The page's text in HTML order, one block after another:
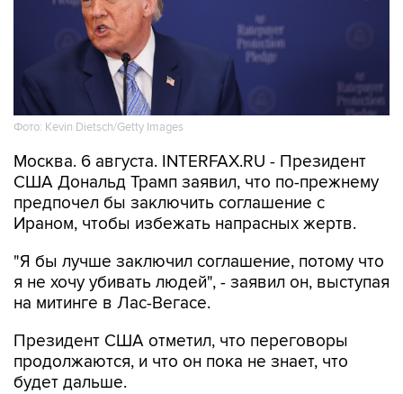
Фото: Kevin Dietsch/Getty Images
Москва. 6 августа. INTERFAX.RU - Президент
США Дональд Трамп заявил, что по-прежнему
предпочел бы заключить соглашение с
Ираном, чтобы избежать напрасных жертв.
"Я бы лучше заключил соглашение, потому что
я не хочу убивать людей", - заявил он, выступая
на митинге в Лас-Вегасе.
Президент США отметил, что переговоры
продолжаются, и что он пока не знает, что
будет дальше.